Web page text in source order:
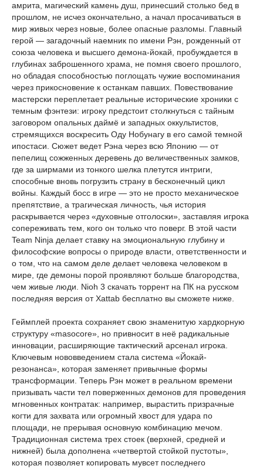
амрита, магический камень душ, принесший столько бед в
прошлом, не исчез окончательно, а начал просачиваться в
мир живых через новые, более опасные разломы. Главный
герой — загадочный наемник по имени Рэн, рожденный от
союза человека и высшего демона-йокай, пробуждается в
глубинах заброшенного храма, не помня своего прошлого,
но обладая способностью поглощать чужие воспоминания
через прикосновение к останкам павших. Повествование
мастерски переплетает реальные исторические хроники с
темным фэнтези: игроку предстоит столкнуться с тайным
заговором опальных даймё и западных оккультистов,
стремящихся воскресить Оду Нобунагу в его самой темной
ипостаси. Сюжет ведет Рэна через всю Японию — от
пепелищ сожженных деревень до величественных замков,
где за ширмами из тонкого шелка плетутся интриги,
способные вновь погрузить страну в бесконечный цикл
войны. Каждый босс в игре — это не просто механическое
препятствие, а трагическая личность, чья история
раскрывается через «духовные отголоски», заставляя игрока
сопереживать тем, кого он только что поверг. В этой части
Team Ninja делает ставку на эмоциональную глубину и
философские вопросы о природе власти, ответственности и
о том, что на самом деле делает человека человеком в
мире, где демоны порой проявляют больше благородства,
чем живые люди. Nioh 3 скачать торрент на ПК на русском
последняя версия от Xattab бесплатно вы сможете ниже.
Геймплей проекта сохраняет свою знаменитую хардкорную
структуру «masocore», но привносит в неё радикальные
инновации, расширяющие тактический арсенал игрока.
Ключевым нововведением стала система «Йокай-
резонанса», которая заменяет привычные формы
трансформации. Теперь Рэн может в реальном времени
призывать части тел поверженных демонов для проведения
мгновенных контратак: например, вырастить призрачные
когти для захвата или огромный хвост для удара по
площади, не прерывая основную комбинацию мечом.
Традиционная система трех стоек (верхней, средней и
нижней) была дополнена «четвертой стойкой пустоты»,
которая позволяет копировать мувсет последнего